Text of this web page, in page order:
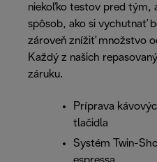
niekoľko testov pred tým,
spôsob, ako si vychutnať
zároveň znížiť množstvo
Každý z našich
záruku.
Príprava
tlačidla
Systém Twin-